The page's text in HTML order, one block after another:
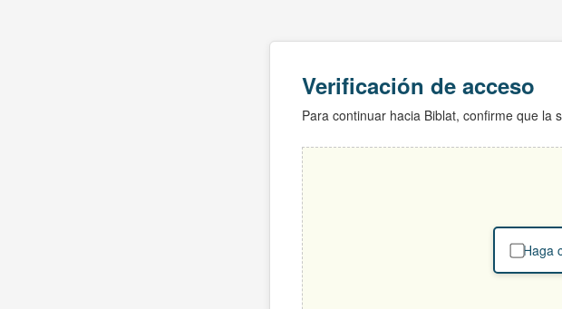
Verificación de acceso
Para continuar hacia Biblat, confirme que la
Haga